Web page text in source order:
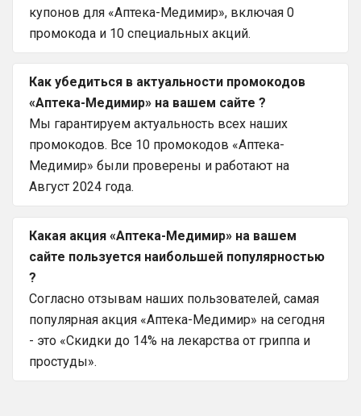
купонов для «Аптека-Медимир», включая 0
промокода и 10 специальных акций.
Как убедиться в актуальности промокодов
«Аптека-Медимир» на вашем сайте ?
Мы гарантируем актуальность всех наших
промокодов. Все 10 промокодов «Аптека-
Медимир» были проверены и работают на
Август 2024 года.
Какая акция «Аптека-Медимир» на вашем
сайте пользуется наибольшей популярностью
?
Согласно отзывам наших пользователей, самая
популярная акция «Аптека-Медимир» на сегодня
- это «Скидки до 14% на лекарства от гриппа и
простуды».